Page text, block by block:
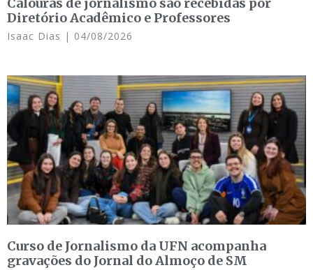
Diretório Acadêmico e Professores
Isaac Dias 04/08/2026
Curso de Jornalismo da UFN acompanha
gravações do Jornal do Almoço de SM